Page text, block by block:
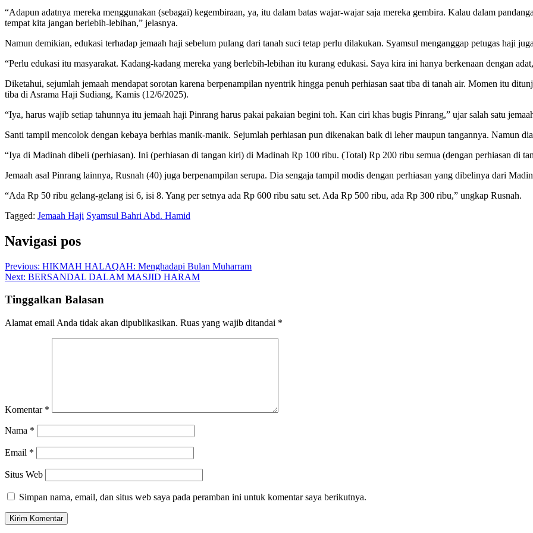
“Adapun adatnya mereka menggunakan (sebagai) kegembiraan, ya, itu dalam batas wajar-wajar saja mereka gembira. Kalau dalam
tempat kita jangan berlebih-lebihan,” jelasnya.
Namun demikian, edukasi terhadap jemaah haji sebelum pulang dari tanah suci tetap perlu dilakukan. Syamsul menganggap petugas haji
“Perlu edukasi itu masyarakat. Kadang-kadang mereka yang berlebih-lebihan itu kurang edukasi. Saya kira ini hanya berkenaan dengan
Diketahui, sejumlah jemaah mendapat sorotan karena berpenampilan nyentrik hingga penuh perhiasan saat tiba di tanah air. Momen itu
tiba di Asrama Haji Sudiang, Kamis (12/6/2025).
“Iya, harus wajib setiap tahunnya itu jemaah haji Pinrang harus pakai pakaian begini toh. Kan ciri khas bugis Pinrang,” ujar salah satu
Santi tampil mencolok dengan kebaya berhias manik-manik. Sejumlah perhiasan pun dikenakan baik di leher maupun tangannya. Namun
“Iya di Madinah dibeli (perhiasan). Ini (perhiasan di tangan kiri) di Madinah Rp 100 ribu. (Total) Rp 200 ribu semua (dengan perhiasan di
Jemaah asal Pinrang lainnya, Rusnah (40) juga berpenampilan serupa. Dia sengaja tampil modis dengan perhiasan yang dibelinya dari
“Ada Rp 50 ribu gelang-gelang isi 6, isi 8. Yang per setnya ada Rp 600 ribu satu set. Ada Rp 500 ribu, ada Rp 300 ribu,” ungkap Rusnah.
Tagged: Jemaah Haji Syamsul Bahri Abd. Hamid
Navigasi pos
Previous: HIKMAH HALAQAH: Menghadapi Bulan Muharram
Next: BERSANDAL DALAM MASJID HARAM
Tinggalkan Balasan
Alamat email Anda tidak akan dipublikasikan. Ruas yang wajib ditandai *
Komentar *
Nama *
Email *
Situs Web
Simpan nama, email, dan situs web saya pada peramban ini untuk komentar saya berikutnya.